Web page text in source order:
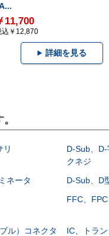
11,700
込￥12,870
詳細を見る
リ
D-Sub、
クネジ
ネータ D-Sub、D
FFC、
ル）コネクタ
IC、トラ